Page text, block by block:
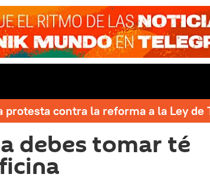
protesta contra la reforma a la Ley de
debes tomar té